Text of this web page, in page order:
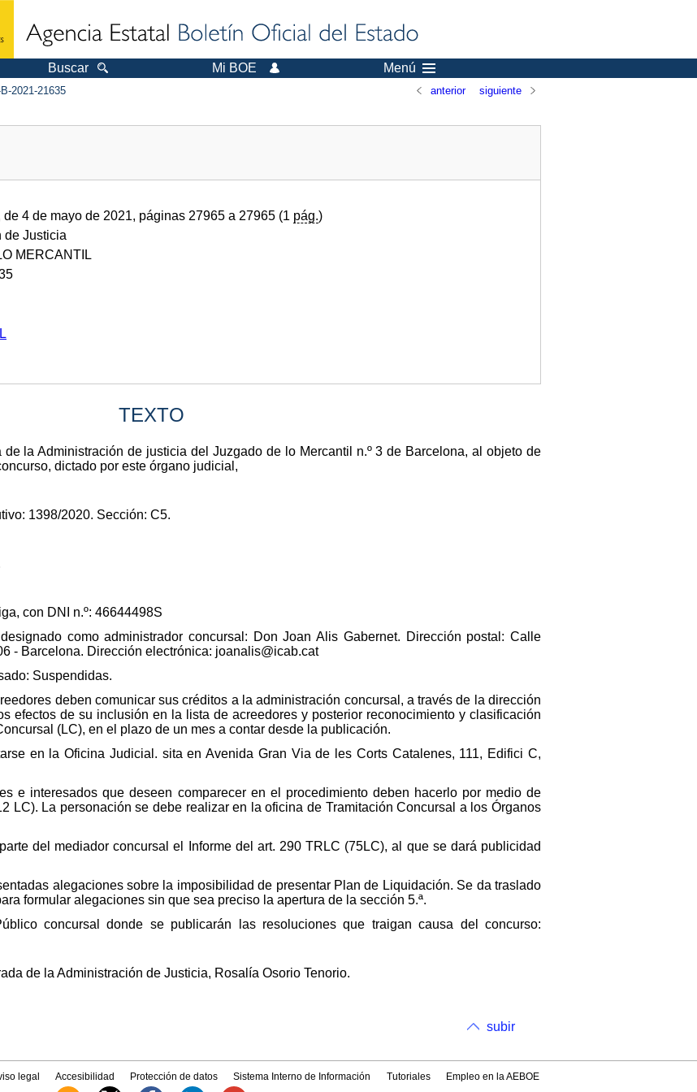
Buscar Mi BOE Menú
2021-21635 anterior siguiente
de 4 de mayo de 2021, páginas 27965 a 27965 (1 pág.)
de Justicia
MERCANTIL
TEXTO
la Administración de justicia del Juzgado de lo Mercantil n.º 3 de Barcelona, al objeto de
dictado por este órgano judicial,
1398/2020. Sección: C5.
con DNI n.º: 46644498S
como administrador concursal: Don Joan Alis Gabernet. Dirección postal: Calle
- Barcelona. Dirección electrónica: joanalis@icab.cat
Suspendidas.
deben comunicar sus créditos a la administración concursal, a través de la dirección
efectos de su inclusión en la lista de acreedores y posterior reconocimiento y clasificación
(LC), en el plazo de un mes a contar desde la publicación.
en la Oficina Judicial. sita en Avenida Gran Via de les Corts Catalenes, 111, Edifici C,
e interesados que deseen comparecer en el procedimiento deben hacerlo por medio de
LC). La personación se debe realizar en la oficina de Tramitación Concursal a los Órganos
del mediador concursal el Informe del art. 290 TRLC (75LC), al que se dará publicidad
alegaciones sobre la imposibilidad de presentar Plan de Liquidación. Se da traslado
formular alegaciones sin que sea preciso la apertura de la sección 5.ª.
concursal donde se publicarán las resoluciones que traigan causa del concurso:
de la Administración de Justicia, Rosalía Osorio Tenorio.
subir
legal Accesibilidad Protección de datos Sistema Interno de Información Tutoriales Empleo en la AEBOE